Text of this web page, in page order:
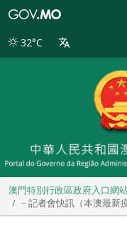
別
32°C
澳門特別行政區政府入口網
－記者會快訊（本澳最新